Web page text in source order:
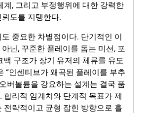
계, 그리고 부정행위에 대한 강력한
도를 지탱한다.
중요한 차별점이다. 단기적인 이
닌, 꾸준한 플레이를 돕는 미션, 포
백 구조가 장기 유저의 체류를 유도
“인센티브가 왜곡된 플레이를 부추
버볼륨을 강요하는 설계는 결국 품
합리적 임계치와 단계적 목표가 제
전략적이고 균형 잡힌 방향으로 흘